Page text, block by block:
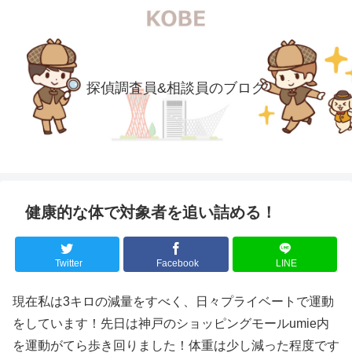
探偵調査員&相談員のブログ
健康的な体で対象者を追い詰める！
Twitter Facebook LINE
現在私は3キロの減量をすべく、日々プライベートで運動
をしています！先日は神戸のショッピングモールumie内
を運動がてら歩き回りました！体重は少し減った程度です